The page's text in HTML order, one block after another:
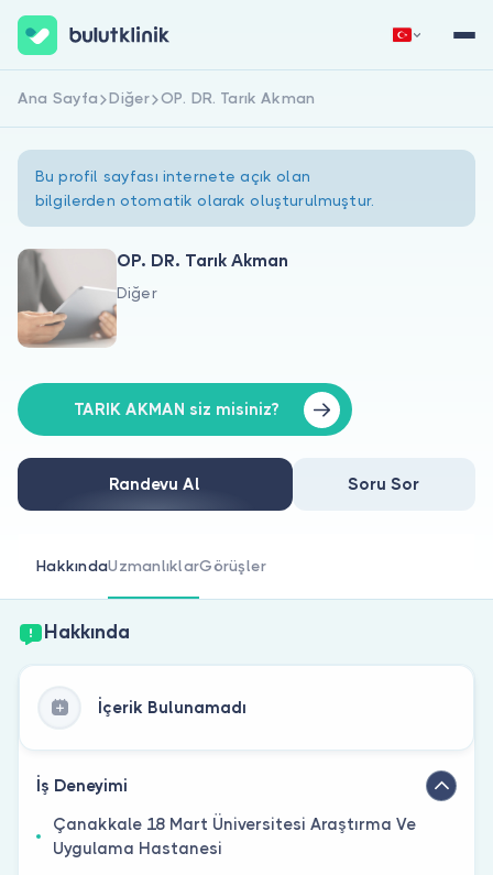
Hakkımızda
Doktorlar için
Doktor musunuz?
Hemen Kaydol
Ana Sayfa Diğer OP. DR. Tarık Akman
Bu profil sayfası internete açık olan
bilgilerden otomatik olarak oluşturulmuştur.
OP. DR. Tarık Akman
Diğer
TARIK AKMAN siz misiniz?
Randevu Al Soru Sor
HakkındaUzmanlıklarGörüşler
Hakkında
İçerik Bulunamadı
İş Deneyimi
Çanakkale 18 Mart Üniversitesi Araştırma Ve
Uygulama Hastanesi